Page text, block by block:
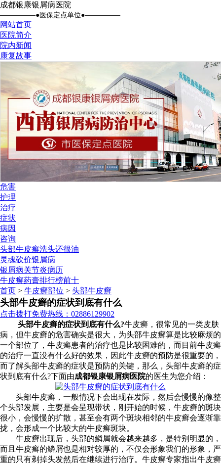
成都银康银屑病医院
●医保定点单位●
网站首页
医院简介
院内新闻
康复故事
危害
护理
治疗
症状
病因
咨询
头部牛皮癣洗头还很油
灵魂砍价银屑病
银屑病关节炎病历
牛皮癣药膏排行榜前十
首页 > 牛皮癣部位 > 头部牛皮癣
头部牛皮癣的症状到底有什么
点击拨打免费热线：02886129902
头部牛皮癣的症状到底有什么?牛皮癣，很常见的一类皮肤
病，但牛皮癣的危害确实是很大，为头部牛皮癣算是比较麻烦的
一个部位了，牛皮癣患者的治疗也是比较困难的，而目前牛皮癣
的治疗一直没有什么好的效果，因此牛皮癣的预防是很重要的，
而了解头部牛皮癣的症状是预防的关键，那么，头部牛皮癣的症
状到底有什么?下面由成都银康银屑病医院的医生为您介绍：
头部牛皮癣，一般情况下会出现在发际，然后会慢慢的像整
个头部发展，主要是会呈现带状，刚开始的时候，牛皮癣的斑块
很小，会慢慢的扩散，甚至会有两个斑块相邻的牛皮癣会逐渐靠
拢，会形成一个比较大的牛皮癣斑块。
牛皮癣出现后，头部的鳞屑就会越来越多，是特别明显的，
而且牛皮癣的鳞屑也是相对较厚的，不仅会形象我们的形象，严
重的只有剃掉头发然后在继续进行治疗。牛皮癣专家指出牛皮癣